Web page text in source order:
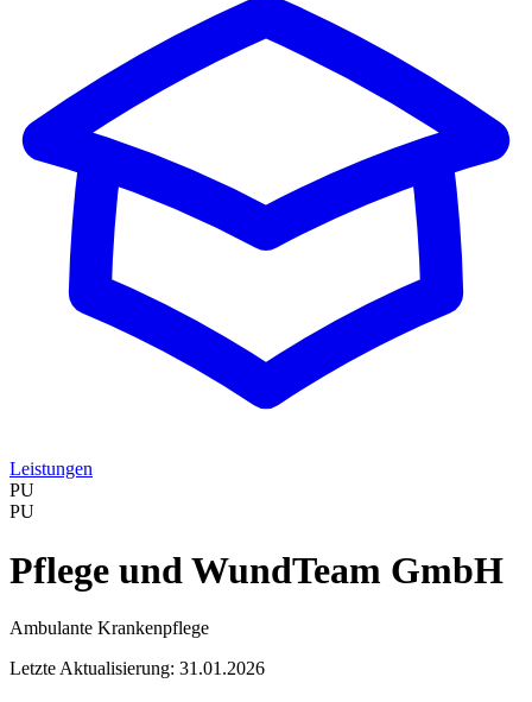
Leistungen
PU
PU
Pflege und WundTeam GmbH
Ambulante Krankenpflege
Letzte Aktualisierung: 31.01.2026